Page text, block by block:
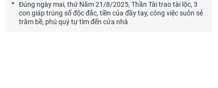
Đúng ngày mai, thứ Năm 21/8/2025, Thần Tài trao tài lộc, 3
con giáp trúng số độc đắc, tiền của đầy tay, công việc suôn sẻ
trăm bề, phú quý tự tìm đến cửa nhà